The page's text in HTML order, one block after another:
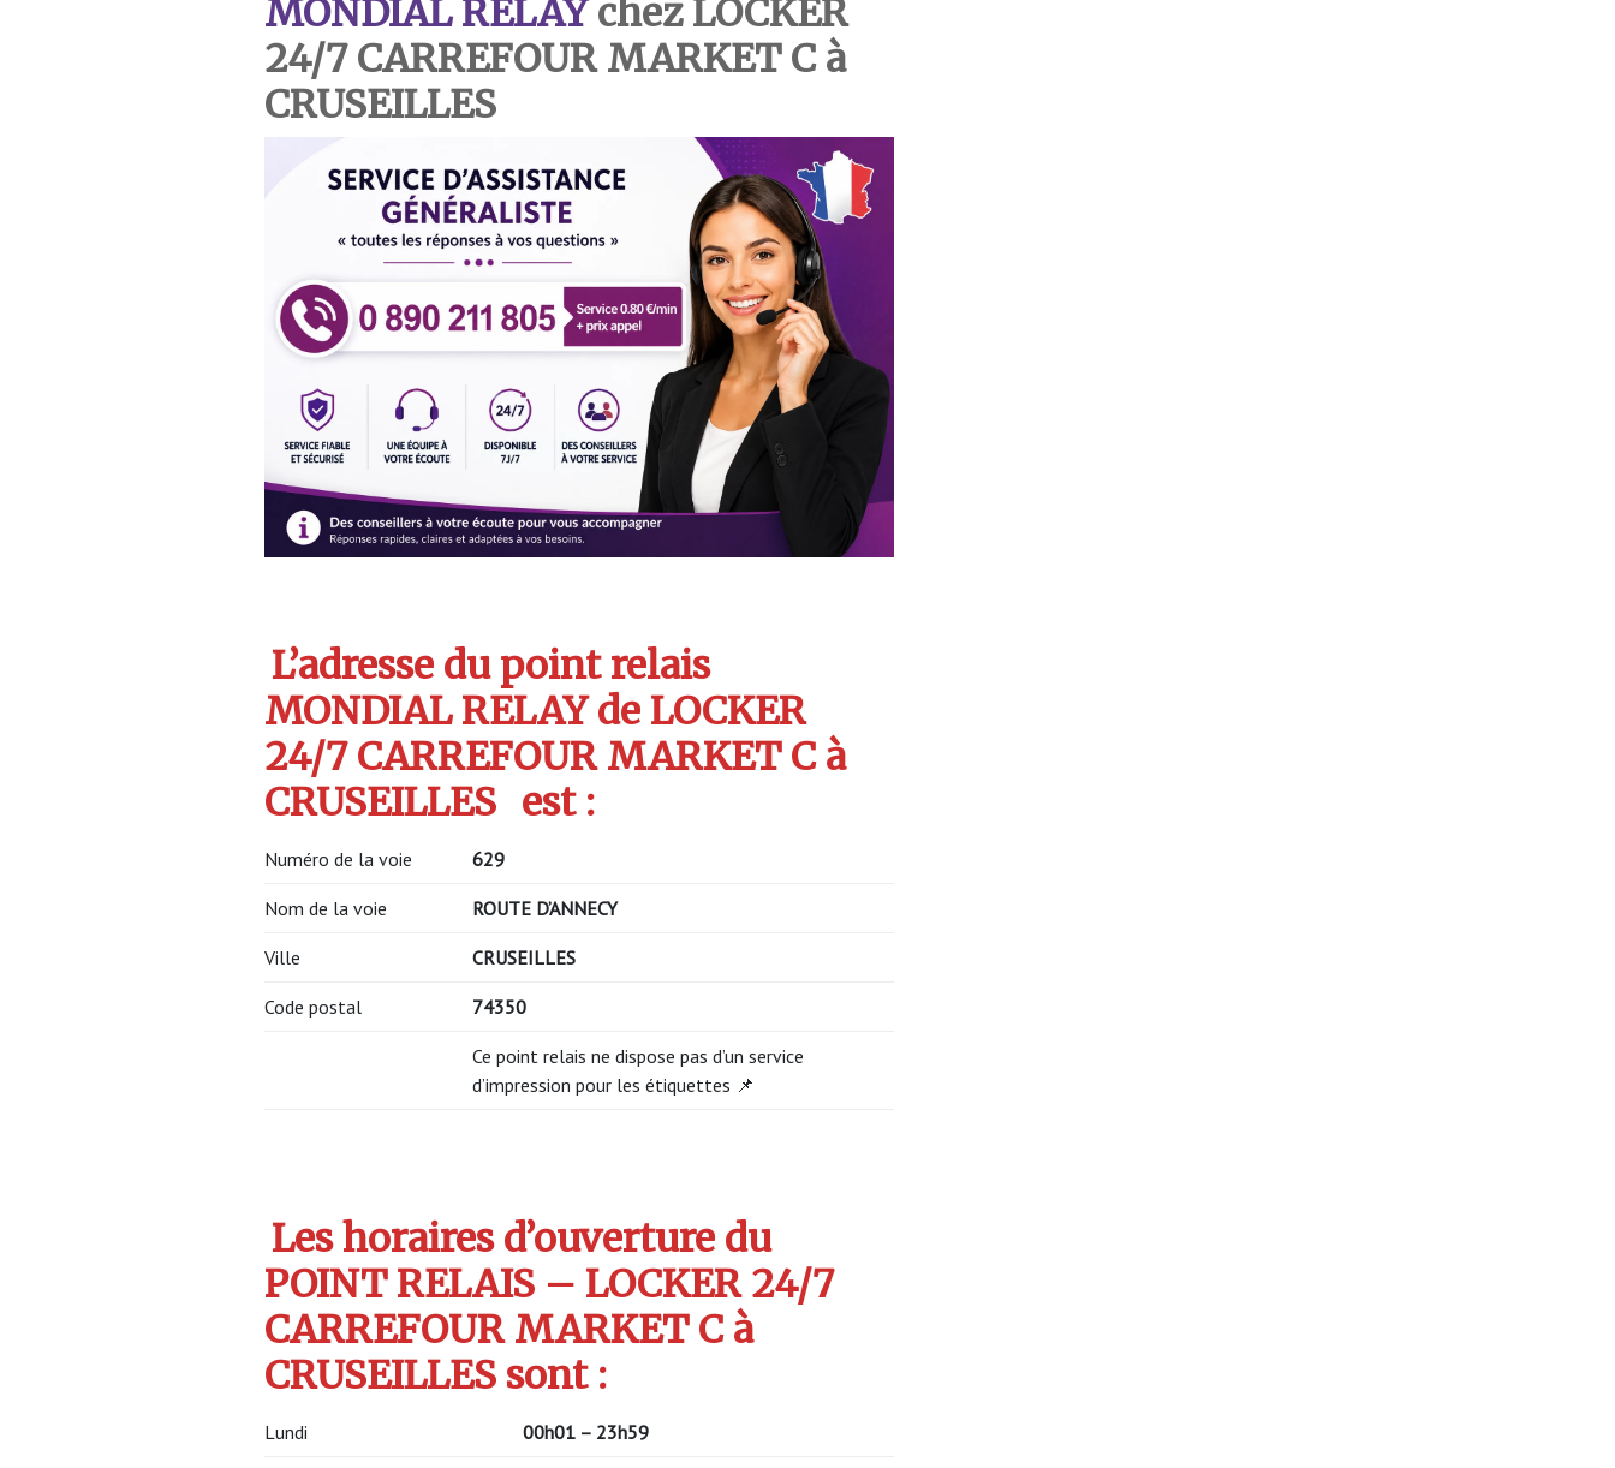
MONDIAL RELAYchezLOCKER
24/7 CARREFOUR MARKET C à
CRUSEILLES
L’adresse du point relais
MONDIAL RELAY de LOCKER
24/7 CARREFOUR MARKET C à
CRUSEILLES est :
Numéro de la voie 629
Nom de la voie ROUTE D’ANNECY
Ville CRUSEILLES
Code postal 74350
Ce point relais ne dispose pas d’un service
d’impression pour les étiquettes 📌
Les horaires d’ouverture du
POINT RELAIS – LOCKER 24/7
CARREFOUR MARKET C à
CRUSEILLES sont :
Lundi 00h01 – 23h59